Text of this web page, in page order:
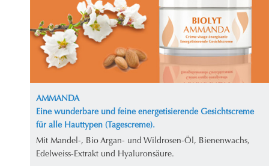
AMMANDA
Eine wunderbare und feine energetisierende Gesichtscreme
für alle Hauttypen (Tagescreme).
Mit Mandel-, Bio Argan- und Wildrosen-Öl, Bienenwachs,
Edelweiss-Extrakt und Hyaluronsäure.